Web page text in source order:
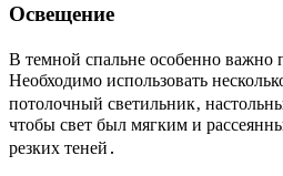
Освещение
В темной спальне особенно важно
Необходимо использовать
потолочный светильник‚
чтобы свет был мягким и
резких теней․